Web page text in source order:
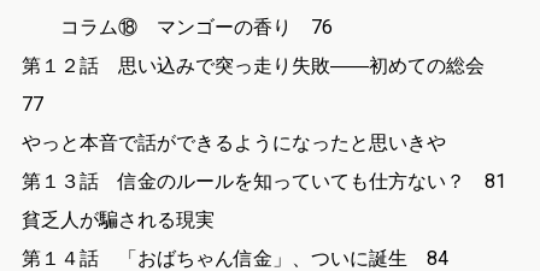
コラム⑱ マンゴーの香り 76
第１２話 思い込みで突っ走り失敗――初めての総会
77
やっと本音で話ができるようになったと思いきや
第１３話 信金のルールを知っていても仕方ない？ 81
貧乏人が騙される現実
第１４話 「おばちゃん信金」、ついに誕生 84